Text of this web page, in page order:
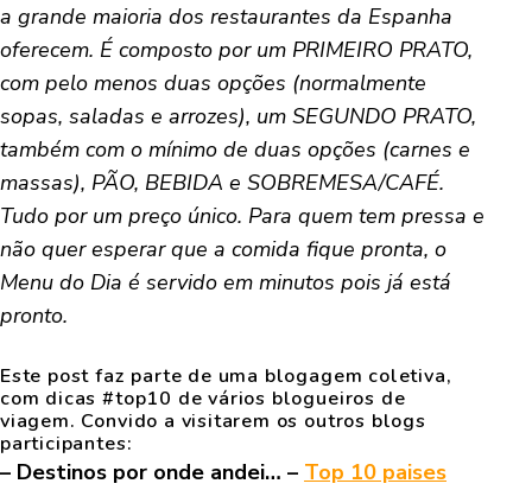
a grande maioria dos restaurantes da Espanha
oferecem. É composto por um PRIMEIRO PRATO,
com pelo menos duas opções (normalmente
sopas, saladas e arrozes), um SEGUNDO PRATO,
também com o mínimo de duas opções (carnes e
massas), PÃO, BEBIDA e SOBREMESA/CAFÉ.
Tudo por um preço único. Para quem tem pressa e
não quer esperar que a comida fique pronta, o
Menu do Dia é servido em minutos pois já está
pronto.
Este post faz parte de uma blogagem coletiva,
com dicas #top10 de vários blogueiros de
viagem. Convido a visitarem os outros blogs
participantes:
– Destinos por onde andei… – Top 10 paises